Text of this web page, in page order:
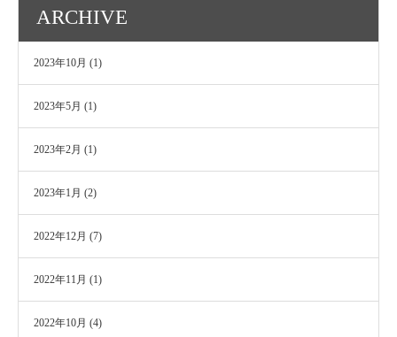
ARCHIVE
2023年10月 (1)
2023年5月 (1)
2023年2月 (1)
2023年1月 (2)
2022年12月 (7)
2022年11月 (1)
2022年10月 (4)